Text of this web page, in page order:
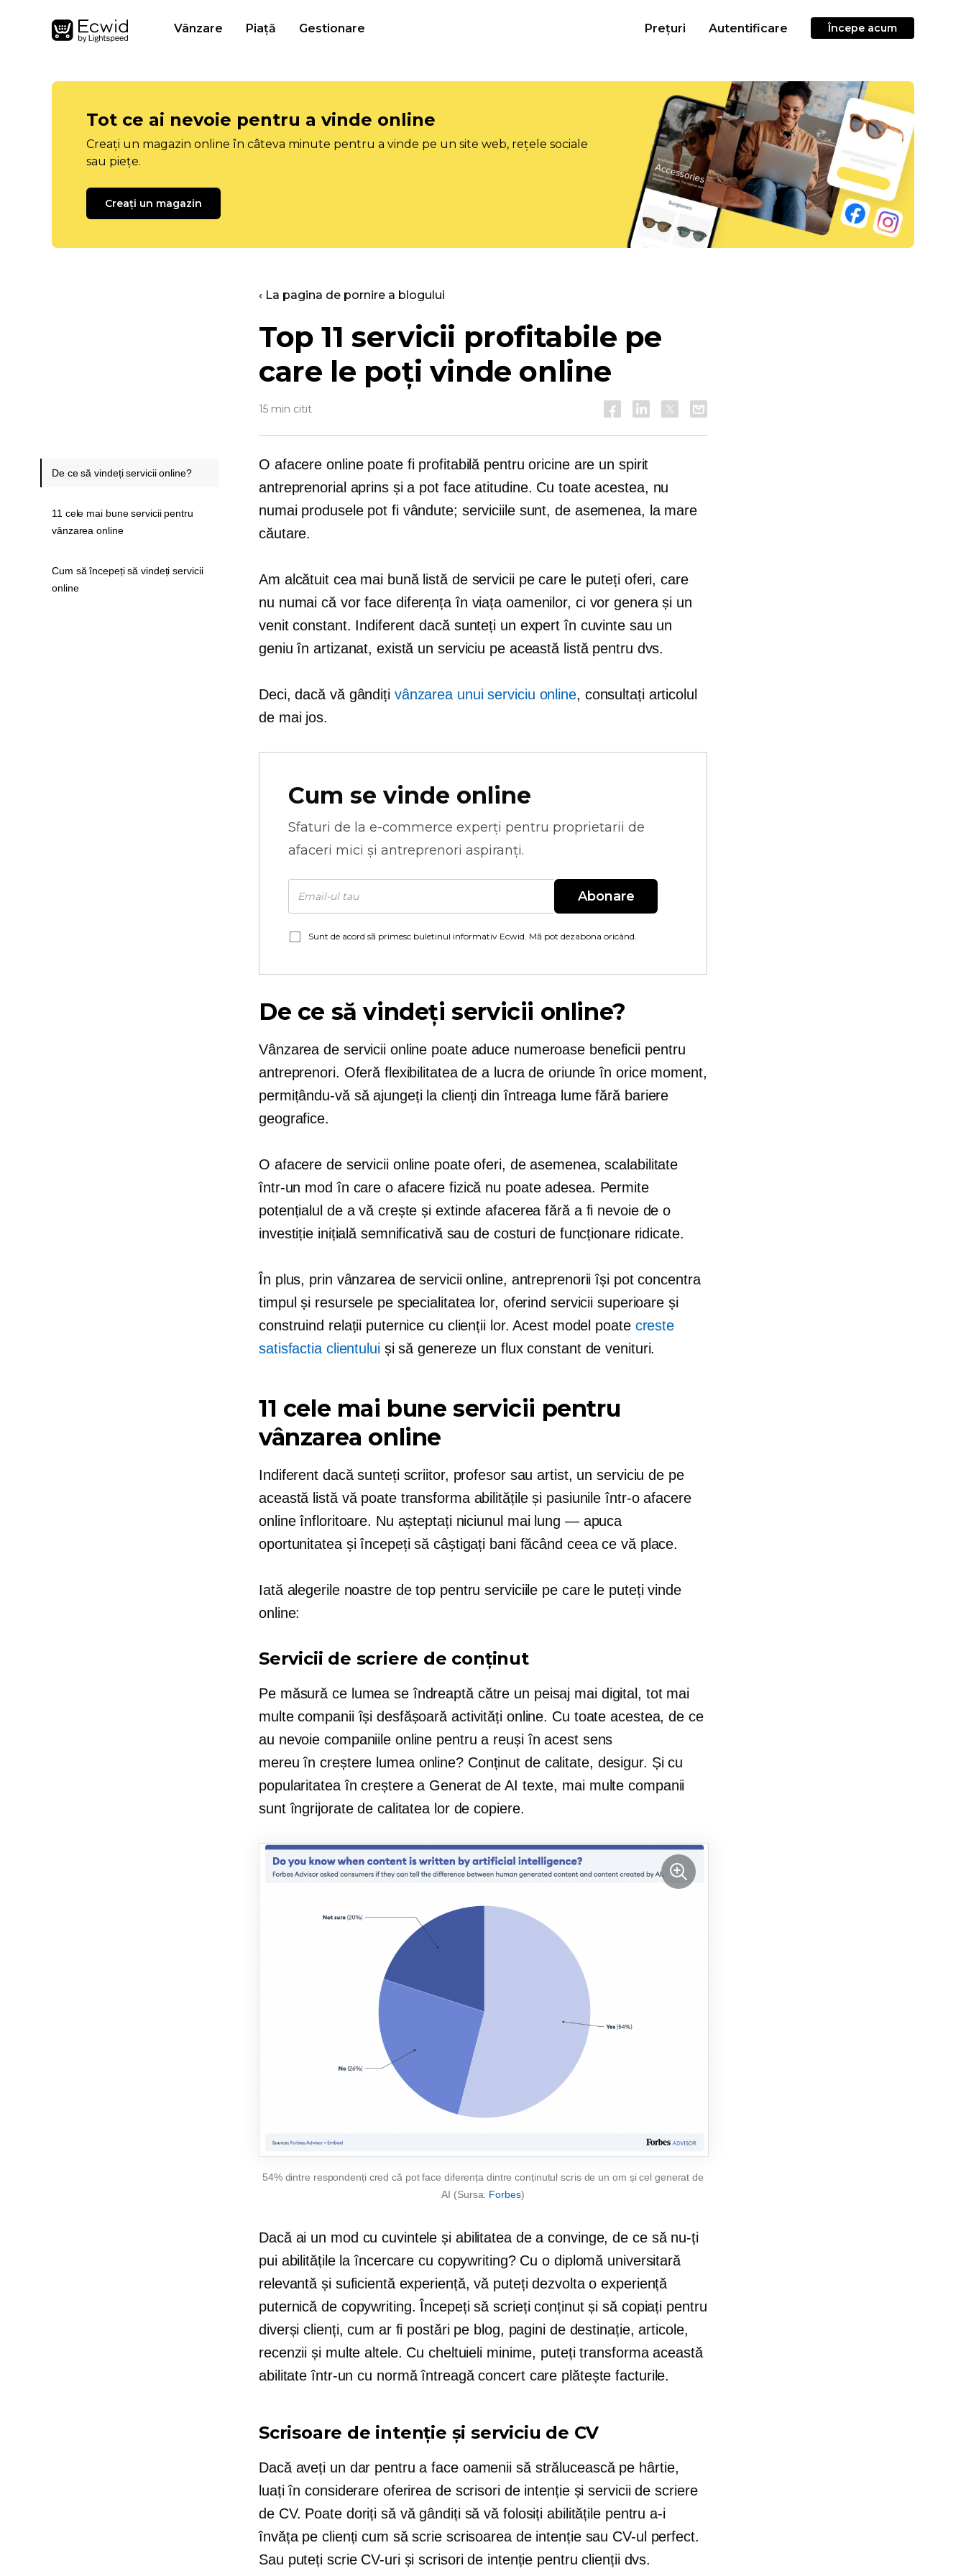
Vânzare Piață Gestionare Prețuri Autentificare Începe acum
Tot ce ai nevoie pentru a vinde online
Creați un magazin online în câteva minute pentru a vinde pe un site web, rețele sociale
sau piețe.
Creați un magazin
‹ La pagina de pornire a blogului
Top 11 servicii profitabile pe
care le poți vinde online
15 min citit
O afacere online poate fi profitabilă pentru oricine are un spirit
antreprenorial aprins și a pot faceatitudine. Cu toate acestea, nu
numai produsele pot fi vândute; serviciile sunt, de asemenea, la mare
căutare.
Am alcătuit cea mai bună listă de servicii pe care le puteți oferi, care
nu numai că vor face diferența în viața oamenilor, ci vor genera și un
venit constant. Indiferent dacă sunteți un expert în cuvinte sau un
geniu în artizanat, există un serviciu pe această listă pentru dvs.
Deci, dacă vă gândiți vânzarea unui serviciu online, consultați articolul
de mai jos.
Cum se vinde online
Sfaturi de la e-commerce experți pentru proprietarii de
afaceri mici și antreprenori aspiranți.
Abonare
Sunt de acord să primesc buletinul informativ Ecwid. Mă pot dezabona oricând.
De ce să vindeți servicii online?
Vânzarea de servicii online poate aduce numeroase beneficii pentru
antreprenori. Oferă flexibilitatea de a lucra de oriunde în orice moment,
permițându-vă să ajungeți la clienți din întreaga lume fără bariere
geografice.
O afacere de servicii online poate oferi, de asemenea, scalabilitate
într-un mod în care o afacere fizică nu poate adesea. Permite
potențialul de a vă crește și extinde afacerea fără a fi nevoie de o
investiție inițială semnificativă sau de costuri de funcționare ridicate.
În plus, prin vânzarea de servicii online, antreprenorii își pot concentra
timpul și resursele pe specialitatea lor, oferind servicii superioare și
construind relații puternice cu clienții lor. Acest model poate creste
satisfactia clientuluiși să genereze un flux constant de venituri.
11 cele mai bune servicii pentru
vânzarea online
Indiferent dacă sunteți scriitor, profesor sau artist, un serviciu de pe
această listă vă poate transforma abilitățile și pasiunile într-o afacere
online înfloritoare. Nu așteptați niciunul mai lung — apuca
oportunitatea și începeți să câștigați bani făcând ceea ce vă place.
Iată alegerile noastre de top pentru serviciile pe care le puteți vinde
online:
Servicii de scriere de conținut
Pe măsură ce lumea se îndreaptă către un peisaj mai digital, tot mai
multe companii își desfășoară activități online. Cu toate acestea, de ce
au nevoie companiile online pentru a reuși în acest sens
mereu în creștere lumea online? Conținut de calitate, desigur. Și cu
popularitatea în creștere a Generat de AI texte, mai multe companii
sunt îngrijorate de calitatea lor de copiere.
54% dintre respondenți cred că pot face diferența dintre conținutul scris de un om și cel generat de
AI (Sursa: Forbes)
Dacă ai un mod cu cuvintele și abilitatea de a convinge, de ce să nu-ți
pui abilitățile la încercare cu copywriting? Cu o diplomă universitară
relevantă și suficientă experiență, vă puteți dezvolta o experiență
puternică de copywriting. Începeți să scrieți conținut și să copiați pentru
diverși clienți, cum ar fi postări pe blog, pagini de destinație, articole,
recenzii și multe altele. Cu cheltuieli minime, puteți transforma această
abilitate într-uncu normă întreagăconcert care plătește facturile.
Scrisoare de intenție și serviciu de CV
Dacă aveți un dar pentru a face oamenii să strălucească pe hârtie,
luați în considerare oferirea de scrisori de intenție și servicii de scriere
de CV. Poate doriți să vă gândiți să vă folosiți abilitățile pentru a-i
învăța pe clienți cum să scrie scrisoarea de intenție sau CV-ul perfect.
Sau puteți scrie CV-uri și scrisori de intenție pentru clienții dvs.
De ce să vindeți servicii online?
11 cele mai bune servicii pentru
vânzarea online
Cum să începeți să vindeți servicii
online